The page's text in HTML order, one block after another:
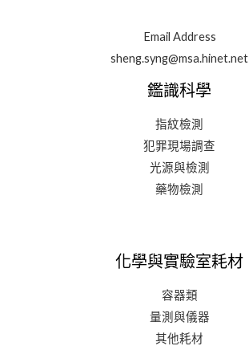
Email Address
sheng.syng@msa.hinet.net
鑑識科學
指紋檢測
犯罪現場調查
光源與檢測
藥物檢測
化學與實驗室耗材
容器類
量測與儀器
其他耗材